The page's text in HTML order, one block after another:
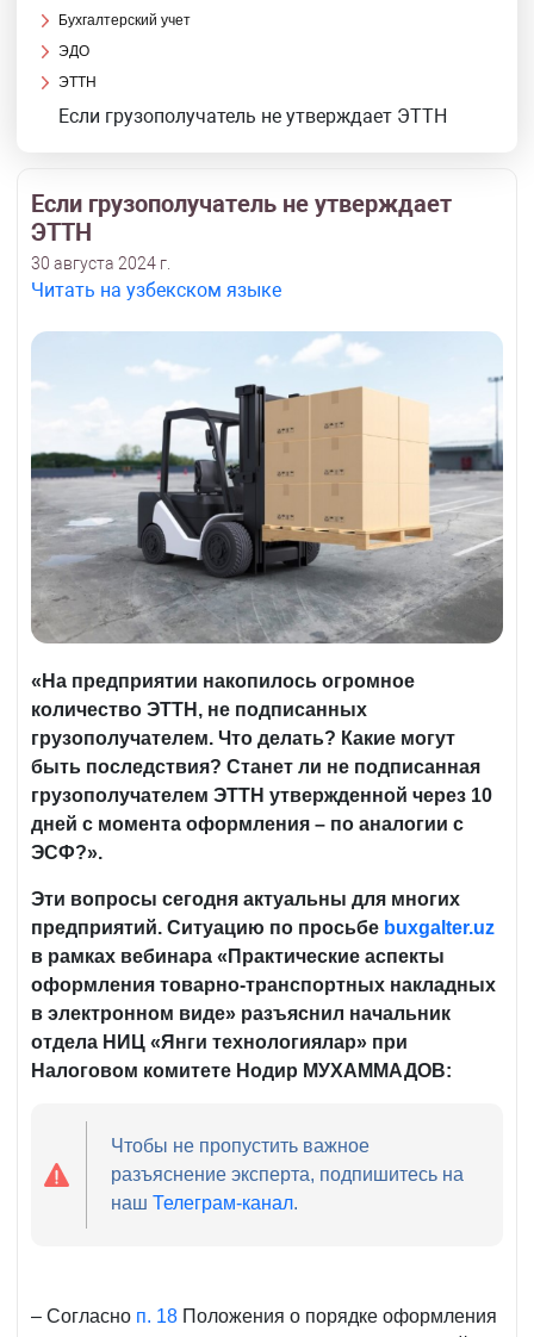
Бухгалтерский учет
ЭДО
ЭТТН
Если грузополучатель не утверждает ЭТТН
Если грузополучатель не утверждает
ЭТТН
30 августа 2024 г.
Читать на узбекском языке
«На предприятии накопилось огромное
количество ЭТТН, не подписанных
грузополучателем. Что делать? Какие могут
быть последствия? Станет ли не подписанная
грузополучателем ЭТТН утвержденной через 10
дней с момента оформления – по аналогии с
ЭСФ?».
Эти вопросы сегодня актуальны для многих
предприятий. Ситуацию по просьбе buxgalter.uz
в рамках вебинара «Практические аспекты
оформления товарно-транспортных накладных
в электронном виде» разъяснил начальник
отдела НИЦ «Янги технологиялар» при
Налоговом комитете Нодир МУХАММАДОВ:
Чтобы не пропустить важное
разъяснение эксперта, подпишитесь на
нашТелеграм-канал.
– Согласно п. 18 Положения о порядке оформления